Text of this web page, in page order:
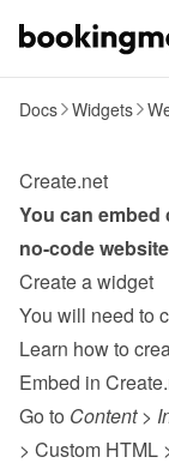
Docs Widgets
Create.net
You can
no-code
Create a widget
You will need to
Learn how to
Embed in
Go to Content >
> Custom HTML